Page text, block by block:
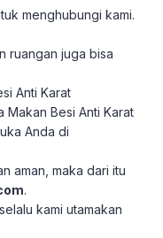
menghubungi kami.
ruangan juga bisa
Anti Karat
Makan Besi Anti Karat
Anda di
aman, maka dari itu
.
kami utamakan